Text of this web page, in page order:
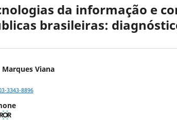
da informação e
brasileiras:
Viana
3343-8896